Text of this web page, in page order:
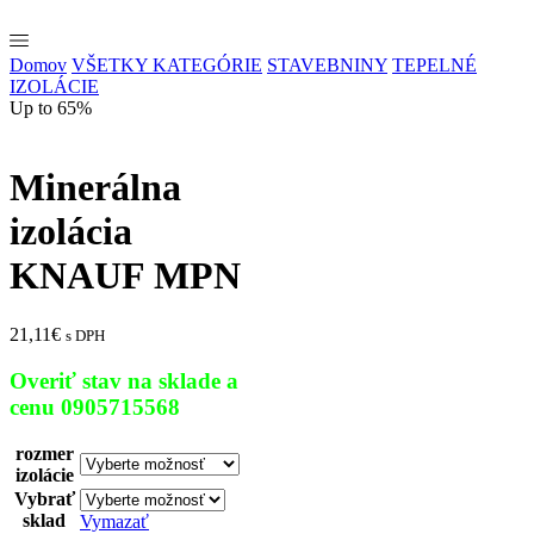
Domov VŠETKY KATEGÓRIE STAVEBNINY TEPELNÉ
IZOLÁCIE
Up to 65%
Minerálna
izolácia
KNAUF MPN
21,11€ s DPH
Overiť stav na sklade a
cenu 0905715568
rozmer
izolácie
Vybrať
sklad
Vymazať